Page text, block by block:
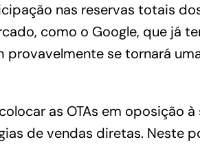
nas reservas totais
como o Google, que já
provavelmente se tornará
as OTAs em oposição
de vendas diretas. Neste